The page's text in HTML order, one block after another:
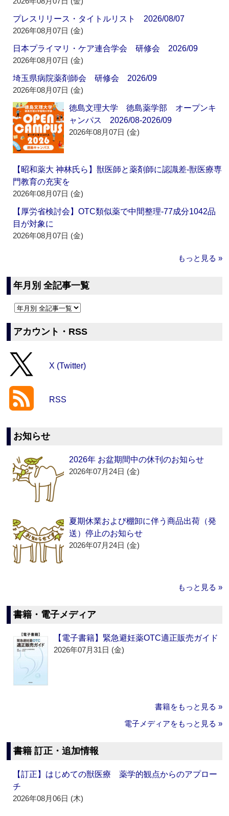
プレスリリース・タイトルリスト 2026/08/07
2026年08月07日 (金)
日本プライマリ・ケア連合学会 研修会 2026/09
2026年08月07日 (金)
埼玉県病院薬剤師会 研修会 2026/09
2026年08月07日 (金)
徳島文理大学 徳島薬学部 オープンキ
ャンパス 2026/08-2026/09
2026年08月07日 (金)
【昭和薬大 神林氏ら】獣医師と薬剤師に認識差‐獣医療専
門教育の充実を
2026年08月07日 (金)
【厚労省検討会】OTC類似薬で中間整理‐77成分1042品
目が対象に
2026年08月07日 (金)
もっと見る »
年月別 全記事一覧
アカウント・RSS
X (Twitter)
RSS
お知らせ
2026年 お盆期間中の休刊のお知らせ
2026年07月24日 (金)
夏期休業および棚卸に伴う商品出荷（発
送）停止のお知らせ
2026年07月24日 (金)
もっと見る »
書籍・電子メディア
【電子書籍】緊急避妊薬OTC適正販売ガイド
2026年07月31日 (金)
書籍をもっと見る »
電子メディアをもっと見る »
書籍 訂正・追加情報
【訂正】はじめての獣医療 薬学的観点からのアプロー
チ
2026年08月06日 (木)